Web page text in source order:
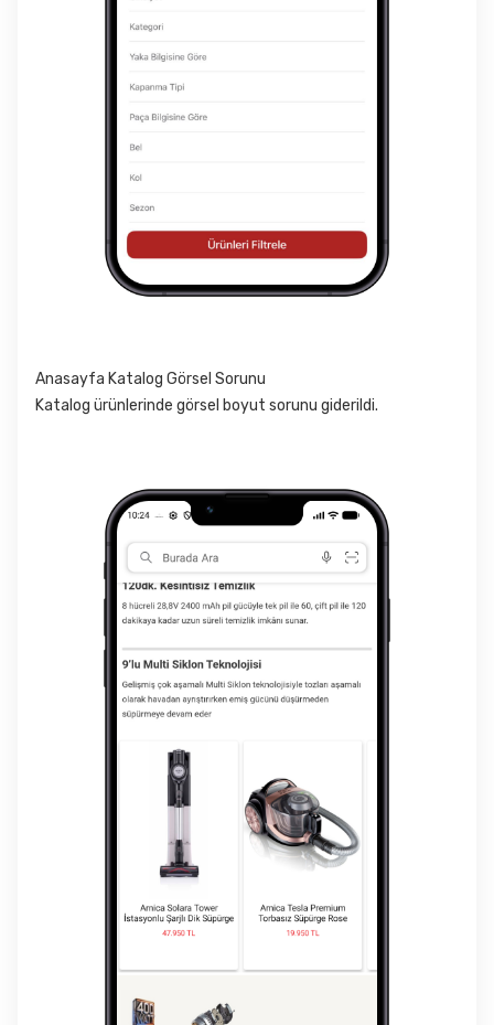
Anasayfa Katalog Görsel Sorunu
Katalog ürünlerinde görsel boyut sorunu giderildi.